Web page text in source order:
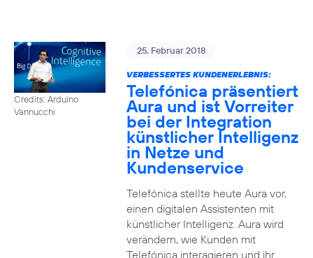
Credits: Arduino
Vannucchi
25. Februar 2018
VERBESSERTES KUNDENERLEBNIS:
Telefónica präsentiert
Aura und ist Vorreiter
bei der Integration
künstlicher Intelligenz
in Netze und
Kundenservice
Telefónica stellte heute Aura vor,
einen digitalen Assistenten mit
künstlicher Intelligenz. Aura wird
verändern, wie Kunden mit
Telefónica interagieren und ihr